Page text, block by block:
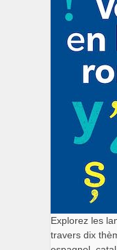
Explorez les
travers dix